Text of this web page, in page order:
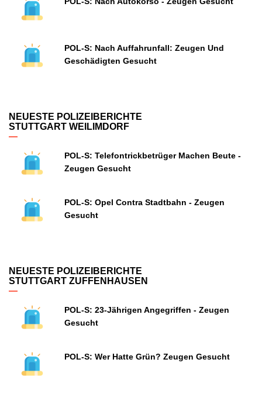
POL-S: Nach Auffahrunfall: Zeugen Und
Geschädigten Gesucht
NEUESTE POLIZEIBERICHTE
STUTTGART WEILIMDORF
POL-S: Telefontrickbetrüger Machen Beute -
Zeugen Gesucht
POL-S: Opel Contra Stadtbahn - Zeugen
Gesucht
NEUESTE POLIZEIBERICHTE
STUTTGART ZUFFENHAUSEN
POL-S: 23-Jährigen Angegriffen - Zeugen
Gesucht
POL-S: Wer Hatte Grün? Zeugen Gesucht